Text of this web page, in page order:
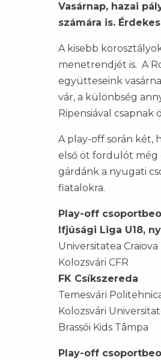
Vasárnap, hazai
számára is.
A kisebb
menetrendjét is. A
együtteseink
vár, a különbség
Ripensiával csapnak
A play-off során két,
első öt fordulót még
gárdánk a nyugati
fiatalokra.
Play-off
Ifjúsági Liga U18,
Universitatea Craiova
Kolozsvári CFR
FK Csíkszereda
Temesvári
Kolozsvári
Brassói Kids Tâmpa
Play-off